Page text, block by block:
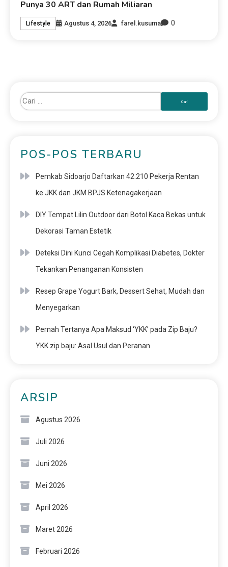
Punya 30 ART dan Rumah Miliaran
Lifestyle Agustus 4, 2026 farel.kusuma 0
POS-POS TERBARU
Pemkab Sidoarjo Daftarkan 42.210 Pekerja Rentan
ke JKK dan JKM BPJS Ketenagakerjaan
DIY Tempat Lilin Outdoor dari Botol Kaca Bekas untuk
Dekorasi Taman Estetik
Deteksi Dini Kunci Cegah Komplikasi Diabetes, Dokter
Tekankan Penanganan Konsisten
Resep Grape Yogurt Bark, Dessert Sehat, Mudah dan
Menyegarkan
Pernah Tertanya Apa Maksud ‘YKK’ pada Zip Baju?
YKK zip baju: Asal Usul dan Peranan
ARSIP
Agustus 2026
Juli 2026
Juni 2026
Mei 2026
April 2026
Maret 2026
Februari 2026